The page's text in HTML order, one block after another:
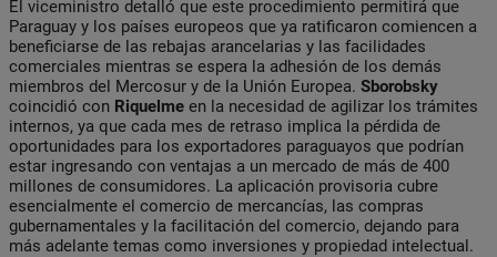
El viceministro detalló que este procedimiento permitirá que
Paraguay y los países europeos que ya ratificaron comiencen a
beneficiarse de las rebajas arancelarias y las facilidades
comerciales mientras se espera la adhesión de los demás
miembros del Mercosur y de la Unión Europea. Sborobsky
coincidió con Riquelme en la necesidad de agilizar los trámites
internos, ya que cada mes de retraso implica la pérdida de
oportunidades para los exportadores paraguayos que podrían
estar ingresando con ventajas a un mercado de más de 400
millones de consumidores. La aplicación provisoria cubre
esencialmente el comercio de mercancías, las compras
gubernamentales y la facilitación del comercio, dejando para
más adelante temas como inversiones y propiedad intelectual.